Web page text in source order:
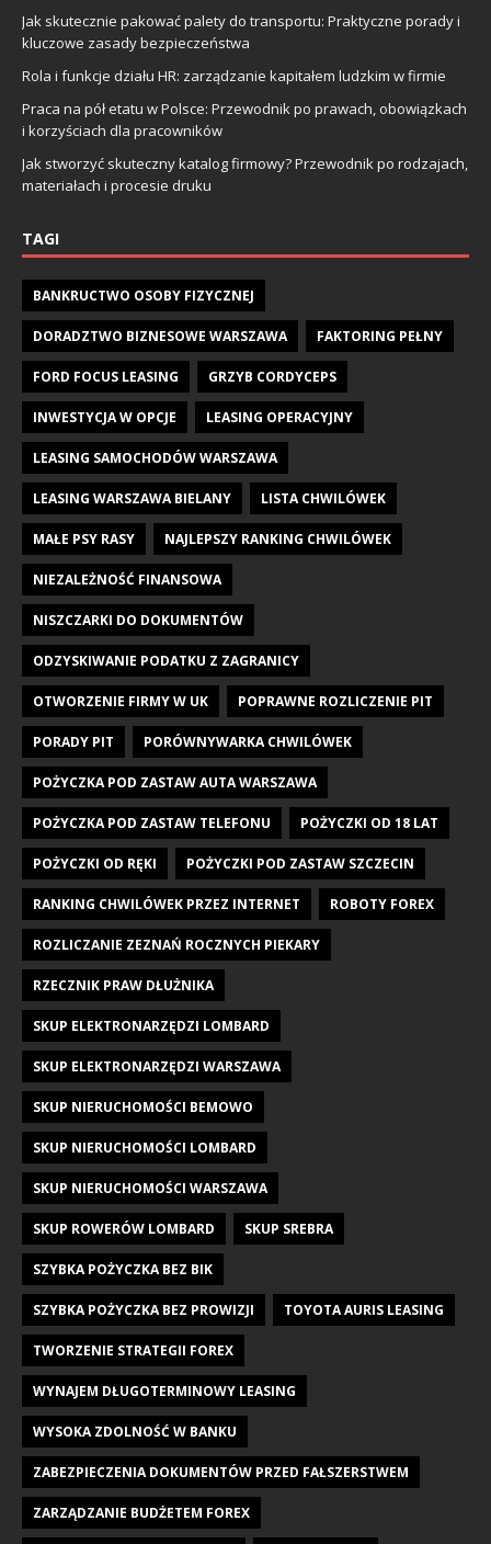
Jak skutecznie pakować palety do transportu: Praktyczne porady i
kluczowe zasady bezpieczeństwa
Rola i funkcje działu HR: zarządzanie kapitałem ludzkim w firmie
Praca na pół etatu w Polsce: Przewodnik po prawach, obowiązkach
i korzyściach dla pracowników
Jak stworzyć skuteczny katalog firmowy? Przewodnik po rodzajach,
materiałach i procesie druku
TAGI
BANKRUCTWO OSOBY FIZYCZNEJ
DORADZTWO BIZNESOWE WARSZAWA FAKTORING PEŁNY
FORD FOCUS LEASING GRZYB CORDYCEPS
INWESTYCJA W OPCJE LEASING OPERACYJNY
LEASING SAMOCHODÓW WARSZAWA
LEASING WARSZAWA BIELANY LISTA CHWILÓWEK
MAŁE PSY RASY NAJLEPSZY RANKING CHWILÓWEK
NIEZALEŻNOŚĆ FINANSOWA
NISZCZARKI DO DOKUMENTÓW
ODZYSKIWANIE PODATKU Z ZAGRANICY
OTWORZENIE FIRMY W UK POPRAWNE ROZLICZENIE PIT
PORADY PIT PORÓWNYWARKA CHWILÓWEK
POŻYCZKA POD ZASTAW AUTA WARSZAWA
POŻYCZKA POD ZASTAW TELEFONU POŻYCZKI OD 18 LAT
POŻYCZKI OD RĘKI POŻYCZKI POD ZASTAW SZCZECIN
RANKING CHWILÓWEK PRZEZ INTERNET ROBOTY FOREX
ROZLICZANIE ZEZNAŃ ROCZNYCH PIEKARY
RZECZNIK PRAW DŁUŻNIKA
SKUP ELEKTRONARZĘDZI LOMBARD
SKUP ELEKTRONARZĘDZI WARSZAWA
SKUP NIERUCHOMOŚCI BEMOWO
SKUP NIERUCHOMOŚCI LOMBARD
SKUP NIERUCHOMOŚCI WARSZAWA
SKUP ROWERÓW LOMBARD SKUP SREBRA
SZYBKA POŻYCZKA BEZ BIK
SZYBKA POŻYCZKA BEZ PROWIZJI TOYOTA AURIS LEASING
TWORZENIE STRATEGII FOREX
WYNAJEM DŁUGOTERMINOWY LEASING
WYSOKA ZDOLNOŚĆ W BANKU
ZABEZPIECZENIA DOKUMENTÓW PRZED FAŁSZERSTWEM
ZARZĄDZANIE BUDŻETEM FOREX